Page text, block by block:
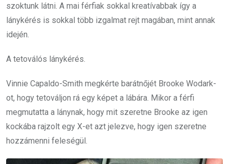
szoktunk látni. A mai férfiak sokkal kreatívabbak így a
lánykérés is sokkal több izgalmat rejt magában, mint annak
idején.
A tetoválós lánykérés.
Vinnie Capaldo-Smith megkérte barátnőjét Brooke Wodark-
ot, hogy tetováljon rá egy képet a lábára. Mikor a férfi
megmutatta a lánynak, hogy mit szeretne Brooke az igen
kockába rajzolt egy X-et azt jelezve, hogy igen szeretne
hozzámenni feleségül.